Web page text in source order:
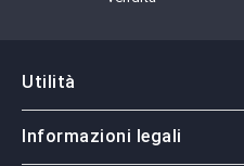
Utilità
Informazioni legali